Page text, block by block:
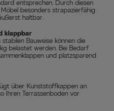
entsprechen. Durch diesen
besonders strapazierfähig
haltbar.
klappbar
Bauweise können die
belastet werden. Bei Bedarf
und platzsparend
über Kunststoffkappen an
Ihren Terrassenboden vor